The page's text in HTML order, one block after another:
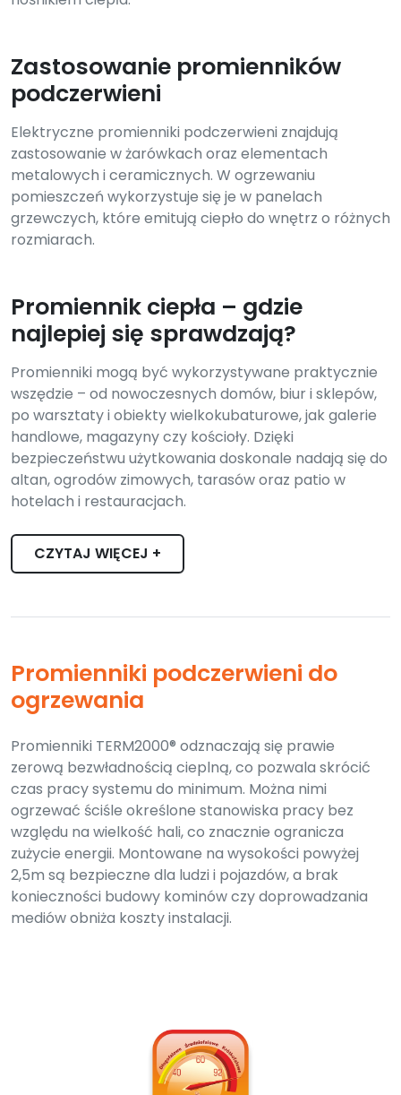
Zastosowanie promienników
podczerwieni
Elektryczne promienniki podczerwieni znajdują
zastosowanie w żarówkach oraz elementach
metalowych i ceramicznych. W ogrzewaniu
pomieszczeń wykorzystuje się je w panelach
grzewczych, które emitują ciepło do wnętrz o różnych
rozmiarach.
Promiennik ciepła – gdzie
najlepiej się sprawdzają?
Promienniki mogą być wykorzystywane praktycznie
wszędzie – od nowoczesnych domów, biur i sklepów,
po warsztaty i obiekty wielkokubaturowe, jak galerie
handlowe, magazyny czy kościoły. Dzięki
bezpieczeństwu użytkowania doskonale nadają się do
altan, ogrodów zimowych, tarasów oraz patio w
hotelach i restauracjach.
CZYTAJ WIĘCEJ +
Promienniki podczerwieni do
ogrzewania
Promienniki TERM2000® odznaczają się prawie
zerową bezwładnością cieplną, co pozwala skrócić
czas pracy systemu do minimum. Można nimi
ogrzewać ściśle określone stanowiska pracy bez
względu na wielkość hali, co znacznie ogranicza
zużycie energii. Montowane na wysokości powyżej
2,5m są bezpieczne dla ludzi i pojazdów, a brak
konieczności budowy kominów czy doprowadzania
mediów obniża koszty instalacji.